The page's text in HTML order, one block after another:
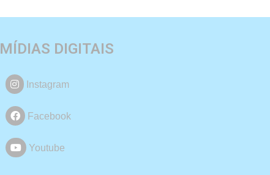
MÍDIAS DIGITAIS
Instagram
Facebook
Youtube